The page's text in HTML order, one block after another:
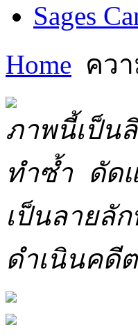
Sages
Home คว
ภาพนี้เป็น
ทำซ้ำ ดัด
เป็นลายลั
ดำเนินคดี